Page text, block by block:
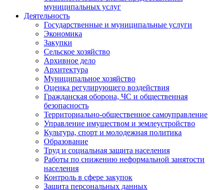
муниципальных услуг
Деятельность
Государственные и муниципальные услуги
Экономика
Закупки
Сельское хозяйство
Архивное дело
Архитектура
Муниципальное хозяйство
Оценка регулирующего воздействия
Гражданская оборона, ЧС и общественная
безопасность
Территориально-общественное самоуправление
Управление имуществом и землеустройство
Культура, спорт и молодежная политика
Образование
Труд и социальная защита населения
Работы по снижению неформальной занятости
населения
Контроль в сфере закупок
Защита персональных данных